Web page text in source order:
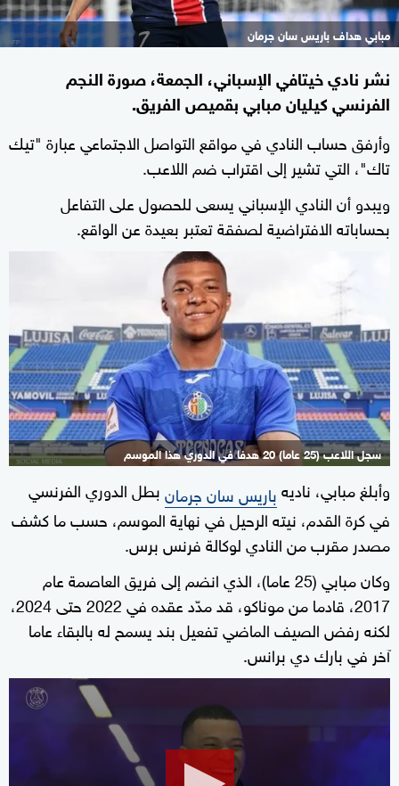
مبابي هداف باريس سان جرمان
نشر نادي خيتافي الإسباني، الجمعة، صورة النجم
الفرنسي كيليان مبابي بقميص الفريق.
وأرفق حساب النادي في مواقع التواصل الاجتماعي عبارة "تيك
تاك"، التي تشير إلى اقتراب ضم اللاعب.
ويبدو أن النادي الإسباني يسعى للحصول على التفاعل
بحساباته الافتراضية لصفقة تعتبر بعيدة عن الواقع.
سجل اللاعب (25 عاما) 20 هدفا في الدوري هذا الموسم
وأبلغ مبابي، ناديهباريس سان جرمانبطل الدوري الفرنسي
في كرة القدم، نيته الرحيل في نهاية الموسم، حسب ما كشف
مصدر مقرب من النادي لوكالة فرنس برس.
وكان مبابي (25 عاما)، الذي انضم إلى فريق العاصمة عام
2017، قادما من موناكو، قد مدّد عقده في 2022 حتى 2024،
لكنه رفض الصيف الماضي تفعيل بند يسمح له بالبقاء عاما
آخر في بارك دي برانس.
seconds
minute,